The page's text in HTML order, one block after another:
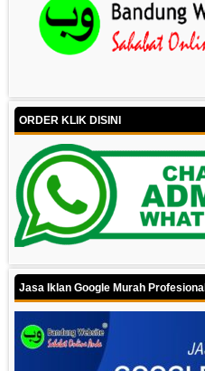
ORDER KLIK DISINI
Jasa Iklan Google Murah Profesional